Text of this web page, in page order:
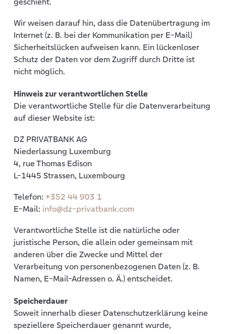
Wir weisen darauf hin, dass die Datenübertragung im
Internet (z. B. bei der Kommunikation per E-Mail)
Sicherheitslücken aufweisen kann. Ein lückenloser
Schutz der Daten vor dem Zugriff durch Dritte ist
nicht möglich.
Hinweis zur verantwortlichen Stelle
Die verantwortliche Stelle für die Datenverarbeitung
auf dieser Website ist:
DZ PRIVATBANK AG
Niederlassung Luxemburg
4, rue Thomas Edison
L-1445 Strassen, Luxembourg
Telefon: +352 44 903 1
E-Mail: info@dz-privatbank.com
Verantwortliche Stelle ist die natürliche oder
juristische Person, die allein oder gemeinsam mit
anderen über die Zwecke und Mittel der
Verarbeitung von personenbezogenen Daten (z. B.
Namen, E-Mail-Adressen o. Ä.) entscheidet.
Speicherdauer
Soweit innerhalb dieser Datenschutzerklärung keine
speziellere Speicherdauer genannt wurde,